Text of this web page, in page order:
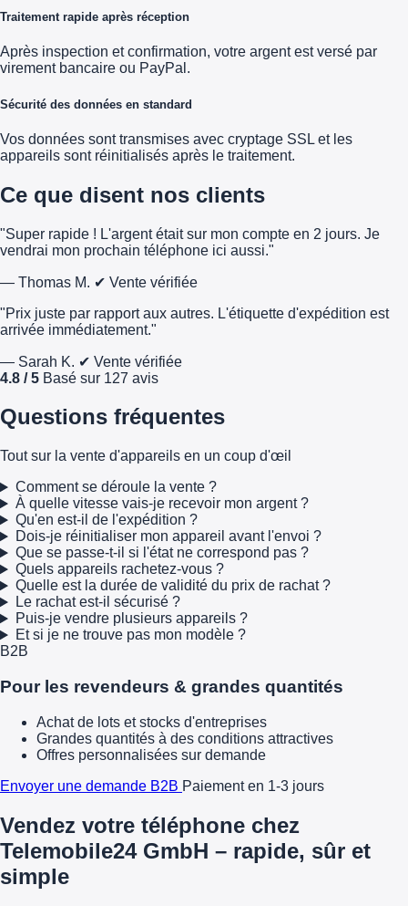
Traitement rapide après réception
Après inspection et confirmation, votre argent est versé par
virement bancaire ou PayPal.
Sécurité des données en standard
Vos données sont transmises avec cryptage SSL et les
appareils sont réinitialisés après le traitement.
Ce que disent nos clients
"Super rapide ! L'argent était sur mon compte en 2 jours. Je
vendrai mon prochain téléphone ici aussi."
— Thomas M. ✔ Vente vérifiée
"Prix juste par rapport aux autres. L'étiquette d'expédition est
arrivée immédiatement."
— Sarah K. ✔ Vente vérifiée
4.8 / 5 Basé sur 127 avis
Questions fréquentes
Tout sur la vente d'appareils en un coup d'œil
Comment se déroule la vente ?
À quelle vitesse vais-je recevoir mon argent ?
Qu'en est-il de l'expédition ?
Dois-je réinitialiser mon appareil avant l'envoi ?
Que se passe-t-il si l'état ne correspond pas ?
Quels appareils rachetez-vous ?
Quelle est la durée de validité du prix de rachat ?
Le rachat est-il sécurisé ?
Puis-je vendre plusieurs appareils ?
Et si je ne trouve pas mon modèle ?
B2B
Pour les revendeurs & grandes quantités
Achat de lots et stocks d'entreprises
Grandes quantités à des conditions attractives
Offres personnalisées sur demande
Envoyer une demande B2B Paiement en 1-3 jours
Vendez votre téléphone chez
Telemobile24 GmbH – rapide, sûr et
simple